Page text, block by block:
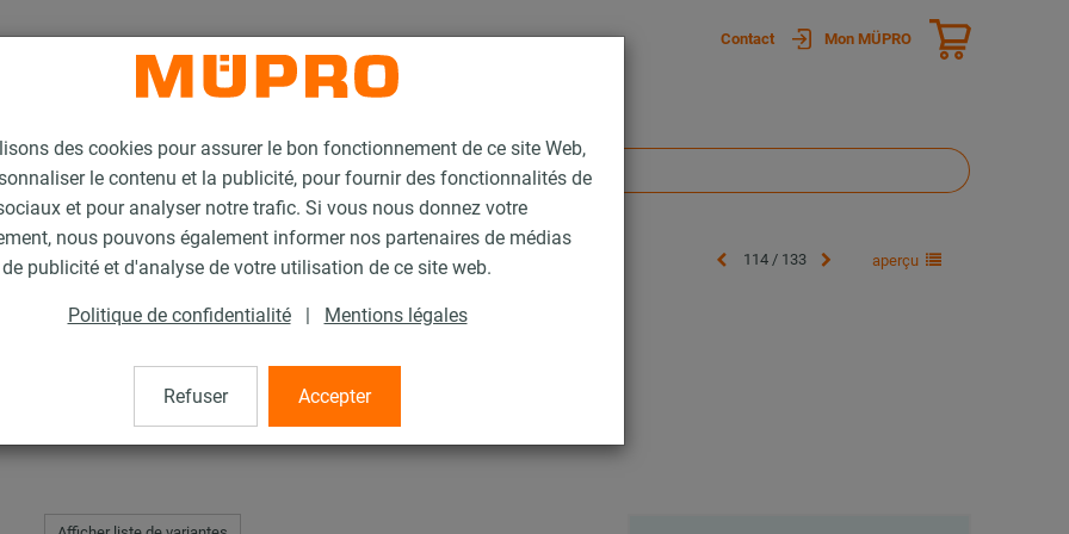
des cookies pour assurer le bon fonctionnement de ce site Web,
le contenu et la publicité, pour fournir des fonctionnalités de
et pour analyser notre trafic. Si vous nous donnez votre
nous pouvons également informer nos partenaires de médias
publicité et d'analyse de votre utilisation de ce site web.
Politique de confidentialité | Mentions légales
Refuser Accepter
Contact Mon MÜPRO
guidage MPT, type F et FG 114 / 133 aperçu
type F et FG